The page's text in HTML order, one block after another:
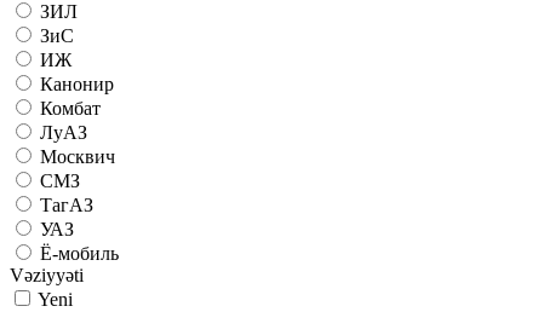
ЗИЛ
ЗиС
ИЖ
Канонир
Комбат
ЛуАЗ
Москвич
СМЗ
ТагАЗ
УАЗ
Ё-мобиль
Vəziyyəti
Yeni